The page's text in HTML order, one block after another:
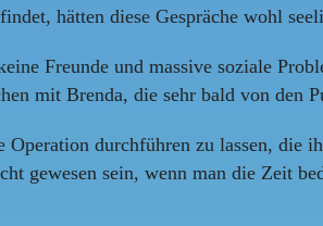
hätten diese Gespräche wohl
Freunde und massive soziale
mit Brenda, die sehr bald von den
durchführen zu lassen, die
gewesen sein, wenn man die Zeit